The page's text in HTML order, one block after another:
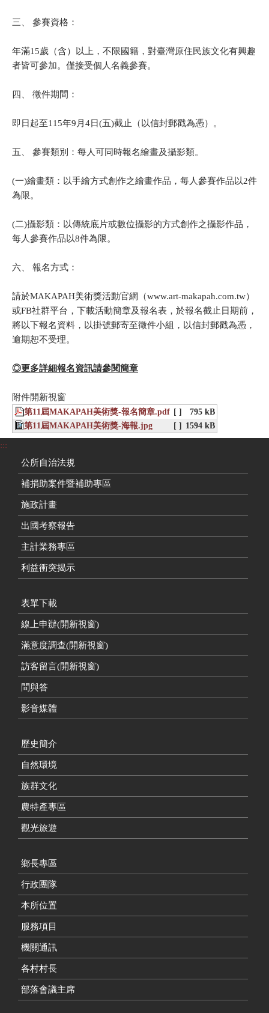
三、 參賽資格：
年滿15歲（含）以上，不限國籍，對臺灣原住民族文化有興趣
者皆可參加。僅接受個人名義參賽。
四、 徵件期間：
即日起至115年9月4日(五)截止（以信封郵戳為憑）。
五、 參賽類別：每人可同時報名繪畫及攝影類。
(一)繪畫類：以手繪方式創作之繪畫作品，每人參賽作品以2件
為限。
(二)攝影類：以傳統底片或數位攝影的方式創作之攝影作品，
每人參賽作品以8件為限。
六、 報名方式：
請於MAKAPAH美術獎活動官網（www.art-makapah.com.tw）
或FB社群平台，下載活動簡章及報名表，於報名截止日期前，
將以下報名資料，以掛號郵寄至徵件小組，以信封郵戳為憑，
逾期恕不受理。
◎更多詳細報名資訊請參閱簡章
附件開新視窗
第11屆MAKAPAH美術獎-報名簡章.pdf [ ]
795 kB
第11屆MAKAPAH美術獎-海報.jpg
[ ] 1594 kB
:::
公所自治法規
補捐助案件暨補助專區
施政計畫
出國考察報告
主計業務專區
利益衝突揭示
表單下載
線上申辦(開新視窗)
滿意度調查(開新視窗)
訪客留言(開新視窗)
問與答
影音媒體
歷史簡介
自然環境
族群文化
農特產專區
觀光旅遊
鄉長專區
行政團隊
本所位置
服務項目
機關通訊
各村村長
部落會議主席